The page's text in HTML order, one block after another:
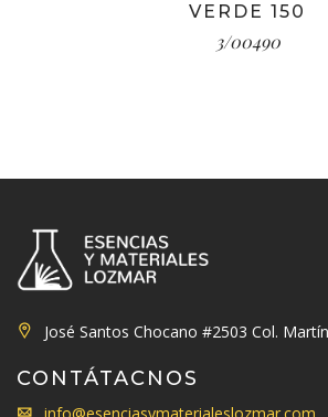
VERDE 150
3/00490
José Santos Chocano #2503 Col.
CONTÁTACNOS